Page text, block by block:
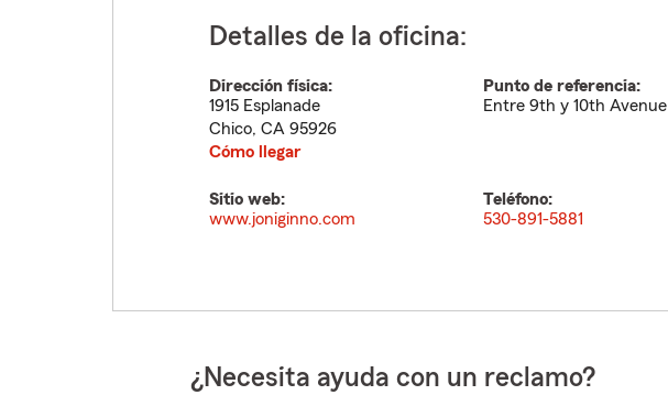
Detalles de la oficina:
Dirección física:
1915 Esplanade
Chico, CA 95926
Cómo llegar
Punto de referencia:
Entre 9th y 10th Avenue
Sitio web:
www.joniginno.com
Teléfono:
530-891-5881
¿Necesita ayuda con un reclamo?